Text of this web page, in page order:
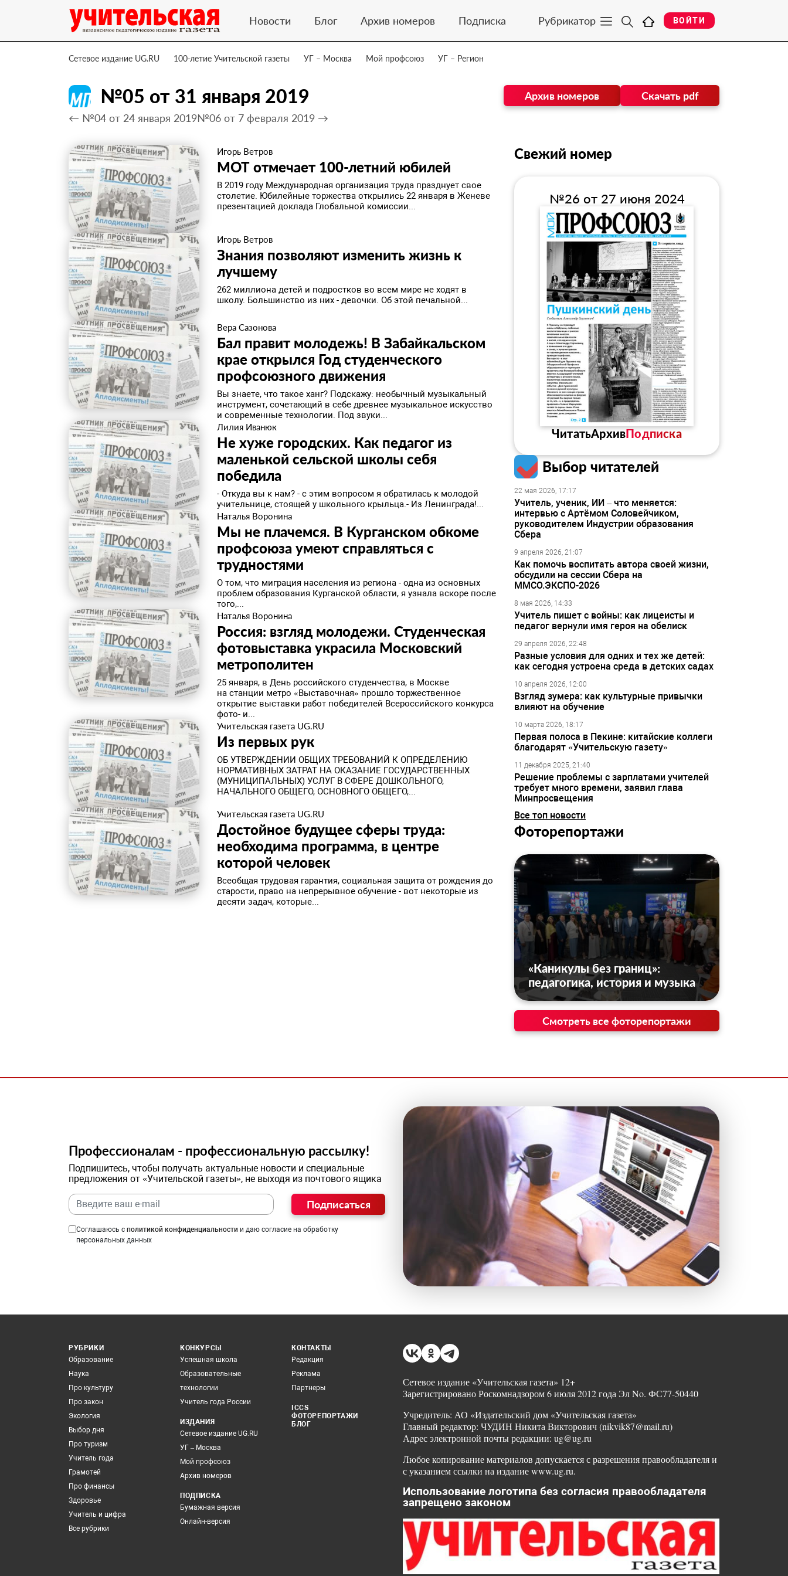
Новости Блог Архив номеров Подписка Рубрикатор ВОЙТИ
Сетевое издание UG.RU 100-летие Учительской газеты УГ – Москва Мой профсоюз УГ – Регион
№05 от 31 января 2019
← №04 от 24 января 2019№06 от 7 февраля 2019 →
Архив номеров Скачать pdf
Игорь Ветров
​МОТ отмечает 100‑летний юбилей
В 2019 году Международная организация труда празднует свое
столетие. Юбилейные торжества открылись 22 января в Женеве
презентацией доклада Глобальной комиссии...
Игорь Ветров
​Знания позволяют изменить жизнь к
лучшему
262 миллиона детей и подростков во всем мире не ходят в
школу. Большинство из них - девочки. Об этой печальной...
Вера Сазонова
Бал правит молодежь! В Забайкальском
крае открылся Год студенческого
профсоюзного движения
​Вы знаете, что такое ханг? Подскажу: необычный музыкальный
инструмент, сочетающий в себе древнее музыкальное искусство
и современные технологии. Под звуки...
Лилия Иванюк
Не хуже городских. Как педагог из
маленькой сельской школы себя
победила
​- Откуда вы к нам? - с этим вопросом я обратилась к молодой
учительнице, стоящей у школьного крыльца.- Из Ленинграда!...
Наталья Воронина
Мы не плачемся. В Курганском обкоме
профсоюза умеют справляться с
трудностями
​О том, что миграция населения из региона - одна из основных
проблем образования Курганской области, я узнала вскоре после
того,...
Наталья Воронина
Россия: взгляд молодежи. Студенческая
фотовыставка украсила Московский
метрополитен
25 января, в День российского студенчества, в Москве
на станции метро «Выставочная» прошло торжественное
открытие выставки работ победителей Всероссийского конкурса
фото- и...
Учительская газета UG.RU
Из первых рук
ОБ УТВЕРЖДЕНИИ ОБЩИХ ТРЕБОВАНИЙ К ОПРЕДЕЛЕНИЮ
НОРМАТИВНЫХ ЗАТРАТ НА ОКАЗАНИЕ ГОСУДАРСТВЕННЫХ
(МУНИЦИПАЛЬНЫХ) УСЛУГ В СФЕРЕ ДОШКОЛЬНОГО,
НАЧАЛЬНОГО ОБЩЕГО, ОСНОВНОГО ОБЩЕГО,...
Учительская газета UG.RU
​Достойное будущее сферы труда:
необходима программа, в центре
которой человек
Всеобщая трудовая гарантия, социальная защита от рождения до
старости, право на непрерывное обучение - вот некоторые из
десяти задач, которые...
Свежий номер
№26 от 27 июня 2024
ЧитатьАрхивПодписка
Выбор читателей
22 мая 2026, 17:17
Учитель, ученик, ИИ – что меняется:
интервью с Артёмом Соловейчиком,
руководителем Индустрии образования
Сбера
9 апреля 2026, 21:07
Как помочь воспитать автора своей жизни,
обсудили на сессии Сбера на
ММСО.ЭКСПО-2026
8 мая 2026, 14:33
Учитель пишет с войны: как лицеисты и
педагог вернули имя героя на обелиск
29 апреля 2026, 22:48
Разные условия для одних и тех же детей:
как сегодня устроена среда в детских садах
10 апреля 2026, 12:00
Взгляд зумера: как культурные привычки
влияют на обучение
10 марта 2026, 18:17
Первая полоса в Пекине: китайские коллеги
благодарят «Учительскую газету»
11 декабря 2025, 21:40
Решение проблемы с зарплатами учителей
требует много времени, заявил глава
Минпросвещения
Все топ новости
Фоторепортажи
«Каникулы без границ»:
педагогика, история и музыка
Смотреть все фоторепортажи
Профессионалам - профессиональную рассылку!
Подпишитесь, чтобы получать актуальные новости и специальные
предложения от «Учительской газеты», не выходя из почтового ящика
Подписаться
Соглашаюсь с политикой конфиденциальности и даю согласие на обработку
персональных данных
РУБРИКИ
Образование
Наука
Про культуру
Про закон
Экология
Выбор дня
Про туризм
Учитель года
Грамотей
Про финансы
Здоровье
Учитель и цифра
Все рубрики
КОНКУРСЫ
Успешная школа
Образовательные
технологии
Учитель года России
ИЗДАНИЯ
Сетевое издание UG.RU
УГ – Москва
Мой профсоюз
Архив номеров
ПОДПИСКА
Бумажная версия
Онлайн-версия
КОНТАКТЫ
Редакция
Реклама
Партнеры
ICCS
ФОТОРЕПОРТАЖИ
БЛОГ
Сетевое издание «Учительская газета» 12+
Зарегистрировано Роскомнадзором 6 июля 2012 года Эл No. ФС77-50440
Учредитель: АО «Издательский дом «Учительская газета»
Главный редактор: ЧУДИН Никита Викторович (nikvik87@mail.ru)
Адрес электронной почты редакции: ug@ug.ru
Любое копирование материалов допускается с разрешения правообладателя и
с указанием ссылки на издание www.ug.ru.
Использование логотипа без согласия правообладателя
запрещено законом